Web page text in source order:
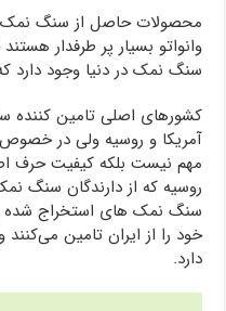
محصولات حاصل از سنگ نمک
سنگ نمک در دنیا وجود دارد
کشورهای اصلی تامین کننده
آمریکا و روسیه ولی در
مهم نیست بلکه کیفیت حرف
روسیه که از دارندگان سنگ
سنگ نمک های استخراج
خود را از ایران تامین
دارد.